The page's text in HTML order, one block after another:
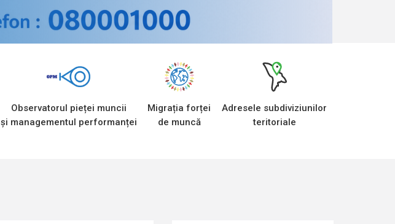
Observatorul pieței muncii
și managementul performanței
Migrația forței
de muncă
Adresele subdiviziunilor
teritoriale